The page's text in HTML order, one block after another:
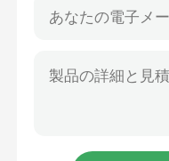
たばこの球形の軸受